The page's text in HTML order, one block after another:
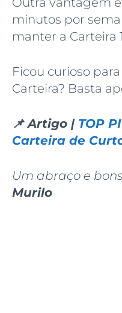
minutos por
manter a Carteira
Ficou curioso
Carteira? Basta
📌 Artigo | TOP
Carteira de
Um abraço e
Murilo